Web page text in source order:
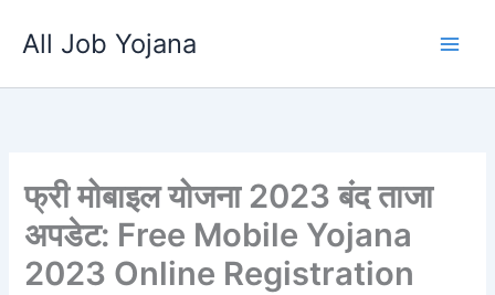
All Job Yojana
फ्री मोबाइल योजना 2023 बंद ताजा
अपडेट: Free Mobile Yojana
2023 Online Registration